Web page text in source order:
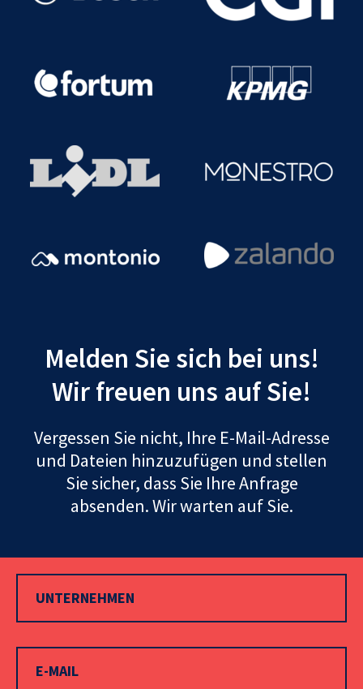
Melden Sie sich bei uns!
Wir freuen uns auf Sie!
Vergessen Sie nicht, Ihre E-Mail-Adresse
und Dateien hinzuzufügen und stellen
Sie sicher, dass Sie Ihre Anfrage
absenden. Wir warten auf Sie.